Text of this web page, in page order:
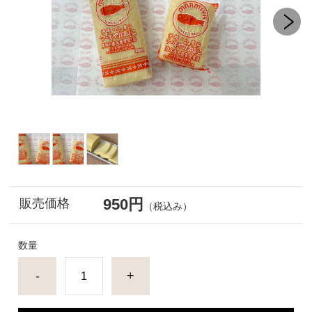
販売価格 950円 （税込み）
数量
- +